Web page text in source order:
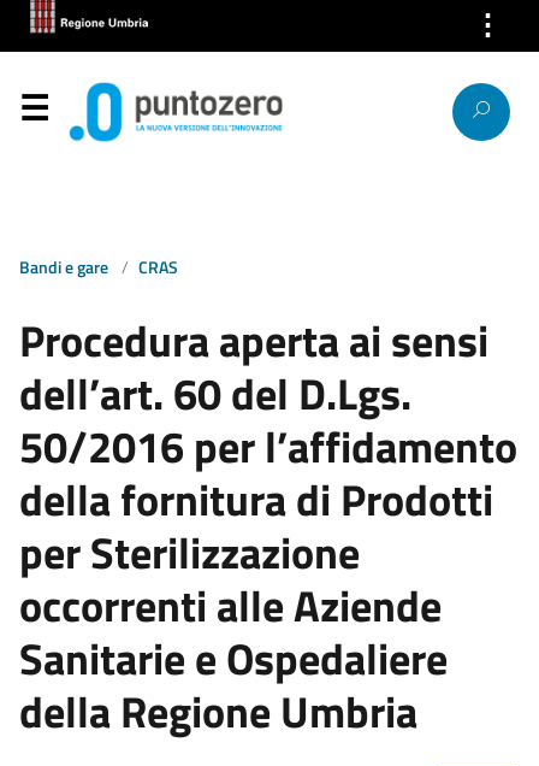
⋮
Chi Siamo
Servizi
Link
Bandi e gare CRAS
Procedura aperta ai sensi
dell’art. 60 del D.Lgs.
50/2016 per l’affidamento
della fornitura di Prodotti
per Sterilizzazione
occorrenti alle Aziende
Sanitarie e Ospedaliere
della Regione Umbria